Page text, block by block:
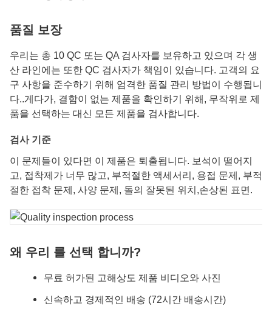
품질 보장
우리는 총 10 QC 또는 QA 검사자를 보유하고 있으며 각 생
산 라인에는 또한 QC 검사자가 책임이 있습니다. 고객의 요
구 사항을 준수하기 위해 엄격한 품질 관리 방법이 수행됩니
다..게다가, 결함이 없는 제품을 확인하기 위해, 무작위로 제
품을 선택하는 대신 모든 제품을 검사합니다.
검사 기준
이 문제들이 있다면 이 제품은 퇴출됩니다. 보석이 떨어지
고, 접착제가 너무 많고, 부적절한 액세서리, 용접 문제, 부적
절한 접착 문제, 사양 문제, 돌의 잘못된 위치,손상된 표면.
왜 우리 를 선택 합니까?
무료 허가된 고해상도 제품 비디오와 사진
신속하고 경제적인 배송 (72시간 배송시간)